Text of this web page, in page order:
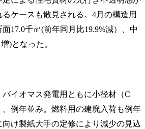
ケースも散見される。4月の構造用
17.0千㎥(前年同月比19.9%減）、中
)となった。
イオマス発電用ともに小径材（C
例年並み。燃料用の建廃入荷も例年
け製紙大手の定修により減少の見込